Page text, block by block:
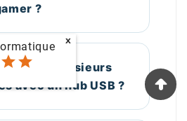
?
plusieurs
avec un hub USB ?
starstar
x